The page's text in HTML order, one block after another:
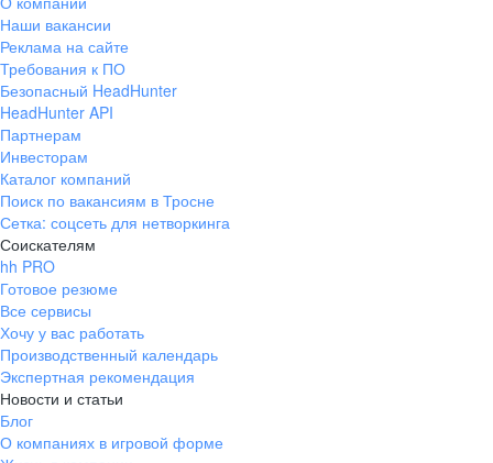
Наши вакансии
Реклама на сайте
Требования к ПО
Безопасный HeadHunter
HeadHunter API
Партнерам
Инвесторам
Каталог компаний
Поиск по вакансиям в Тросне
Сетка: соцсеть для нетворкинга
Соискателям
hh PRO
Готовое резюме
Все сервисы
Хочу у вас работать
Производственный календарь
Экспертная рекомендация
Новости и статьи
Блог
О компаниях в игровой форме